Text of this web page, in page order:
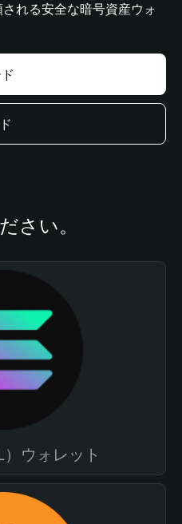
れる安全な暗号資産ウォ
さい。
ウォレット